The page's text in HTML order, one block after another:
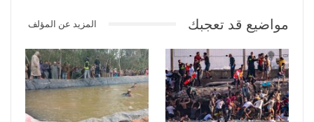
مواضيع قد تعجبك المزيد عن المؤلف